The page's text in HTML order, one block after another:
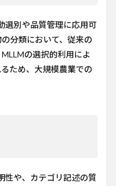
選別や品質管理に応用可
分類において、従来の
の選択的利用によ
ため、大規模農業での
性や、カテゴリ記述の質